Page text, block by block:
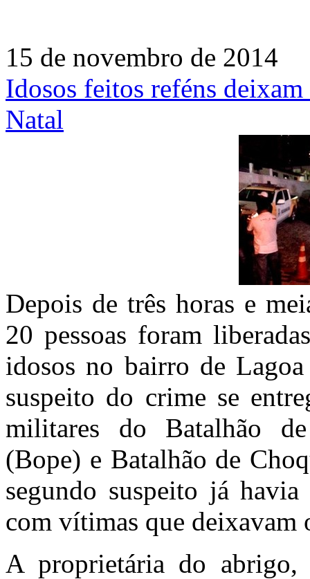
15 de novembro de 2014
Idosos feitos reféns
Natal
Depois de três horas e
20 pessoas foram
idosos no bairro de
suspeito do crime se
militares do Batalhão
(Bope) e Batalhão de
segundo suspeito já
com vítimas que deixavam
A proprietária do